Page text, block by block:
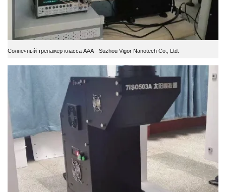
Солнечный тренажер класса ААА - Suzhou Vigor Nanotech Co., Ltd.